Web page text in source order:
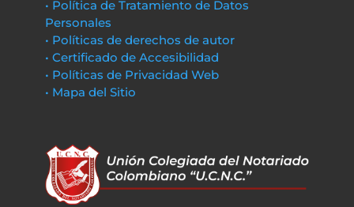
• Política de Tratamiento de Datos
Personales
• Políticas de derechos de autor
• Certificado de Accesibilidad
• Políticas de Privacidad Web
• Mapa del Sitio